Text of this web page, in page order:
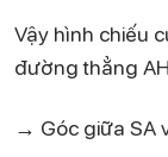
Vậy hình chiếu
đường thẳng
→ Góc giữa SA